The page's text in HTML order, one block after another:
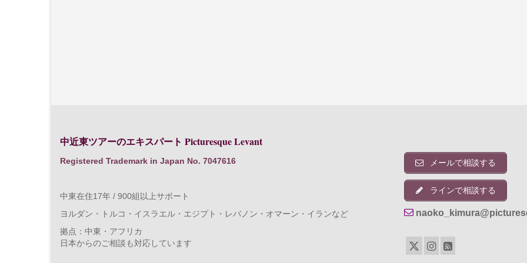
中近東ツアーのエキスパート Picturesque Levant
Registered Trademark in Japan No. 7047616
中東在住17年 / 900組以上サポート
ヨルダン・トルコ・イスラエル・エジプト・レバノン・オマーン・イランなど
拠点：中東・アフリカ
日本からのご相談も対応しています
メールで相談する
ラインで相談する